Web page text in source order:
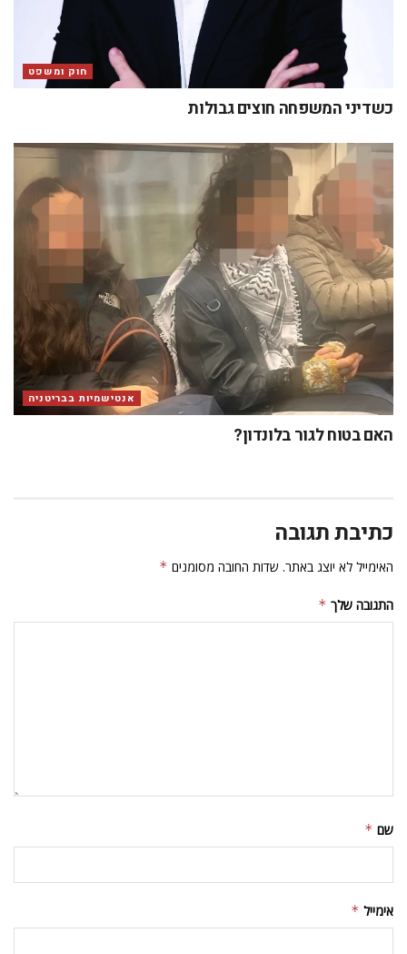
חוק ומשפט
כשדיני המשפחה חוצים גבולות
אנטישמיות בבריטניה
האם בטוח לגור בלונדון?
כתיבת תגובה
האימייל לא יוצג באתר. שדות החובה מסומנים *
התגובה שלך *
שם *
אימייל *